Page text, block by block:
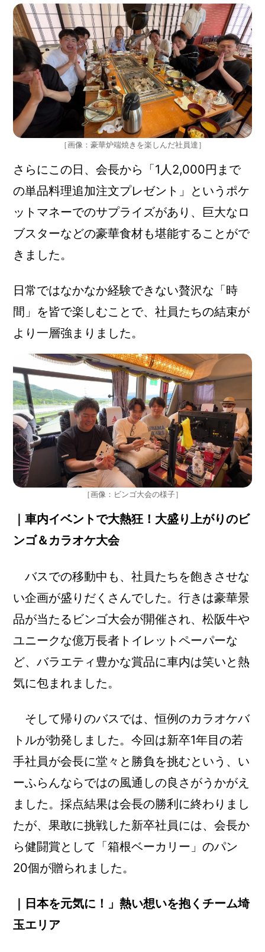
［画像：豪華炉端焼きを楽しんだ社員達］
さらにこの日、会長から「1人2,000円まで
の単品料理追加注文プレゼント」というポケ
ットマネーでのサプライズがあり、巨大なロ
ブスターなどの豪華食材も堪能することがで
きました。
日常ではなかなか経験できない贅沢な「時
間」を皆で楽しむことで、社員たちの結束が
より一層強まりました。
［画像：ビンゴ大会の様子］
｜車内イベントで大熱狂！大盛り上がりのビ
ンゴ＆カラオケ大会
バスでの移動中も、社員たちを飽きさせな
い企画が盛りだくさんでした。行きは豪華景
品が当たるビンゴ大会が開催され、松阪牛や
ユニークな億万長者トイレットペーパーな
ど、バラエティ豊かな賞品に車内は笑いと熱
気に包まれました。
そして帰りのバスでは、恒例のカラオケバ
トルが勃発しました。今回は新卒1年目の若
手社員が会長に堂々と勝負を挑むという、い
ーふらんならではの風通しの良さがうかがえ
ました。採点結果は会長の勝利に終わりまし
たが、果敢に挑戦した新卒社員には、会長か
ら健闘賞として「箱根ベーカリー」のパン
20個が贈られました。
｜日本を元気に！」熱い想いを抱くチーム埼
玉エリア